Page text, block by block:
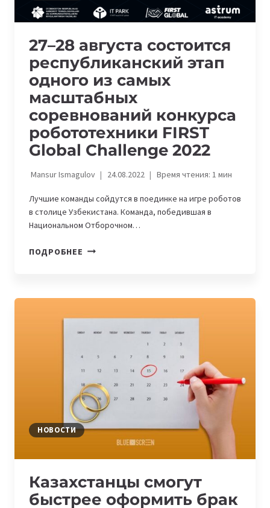
27–28 августа состоится
республиканский этап
одного из самых
масштабных
соревнований конкурса
робототехники FIRST
Global Challenge 2022
Mansur Ismagulov 24.08.2022 Время чтения: 1мин
Лучшие команды сойдутся в поединке на игре роботов
в столице Узбекистана. Команда, победившая в
Национальном Отборочном…
ПОДРОБНЕЕ 27–
ЭТАП
ОДНОГО
САМЫХ
МАСШТАБНЫХ
СОРЕВНОВАНИЙ
КОНКУРСА
РОБОТОТЕХНИКИ
FIRST
CHALLENGE
НОВОСТИ
Казахстанцы смогут
быстрее оформить брак